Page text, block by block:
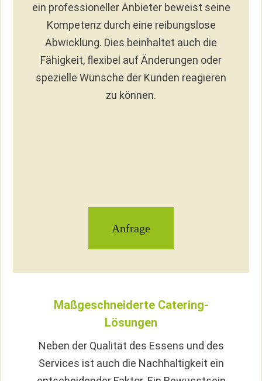
ein professioneller Anbieter beweist seine
Kompetenz durch eine reibungslose
Abwicklung. Dies beinhaltet auch die
Fähigkeit, flexibel auf Änderungen oder
spezielle Wünsche der Kunden reagieren
zu können.
Anfrage
Maßgeschneiderte Catering-
Lösungen
Neben der Qualität des Essens und des
Services ist auch die Nachhaltigkeit ein